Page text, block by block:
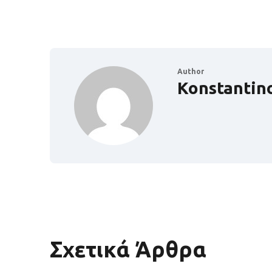
Author
Σχετικά Άρθρα